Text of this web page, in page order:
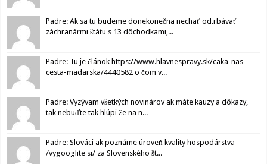
Padre: Ak sa tu budeme donekonečna nechať od.rbávať
záchranármi štátu s 13 dôchodkami,...
Padre: Tu je článok https://www.hlavnespravy.sk/caka-nas-
cesta-madarska/4440582 o čom v...
Padre: Vyzývam všetkých novinárov ak máte kauzy a dôkazy,
tak nebuďte tak hlúpi že na n...
Padre: Slováci ak poznáme úroveň kvality hospodárstva
/vygooglite si/ za Slovenského št...